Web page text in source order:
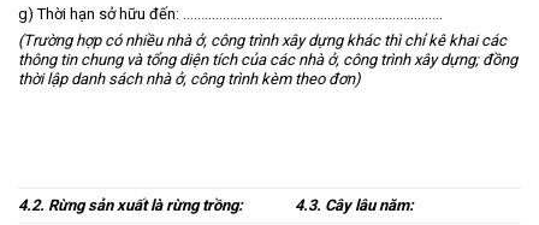
g) Thời hạn sở hữu đến: ………………………………………………………………
(Trường hợp có nhiều nhà ở, công trình xây dựng khác thì chỉ kê khai các
thông tin chung và tổng diện tích của các nhà ở, công trình xây dựng; đồng
thời lập danh sách nhà ở, công trình kèm theo đơn)
4.2. Rừng sản xuất là rừng trồng: 4.3. Cây lâu năm: